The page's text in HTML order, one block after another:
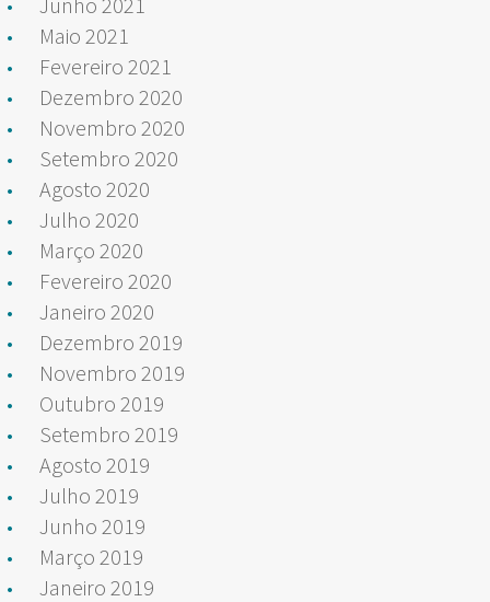
Maio 2021
Fevereiro 2021
Dezembro 2020
Novembro 2020
Setembro 2020
Agosto 2020
Julho 2020
Março 2020
Fevereiro 2020
Janeiro 2020
Dezembro 2019
Novembro 2019
Outubro 2019
Setembro 2019
Agosto 2019
Julho 2019
Junho 2019
Março 2019
Janeiro 2019